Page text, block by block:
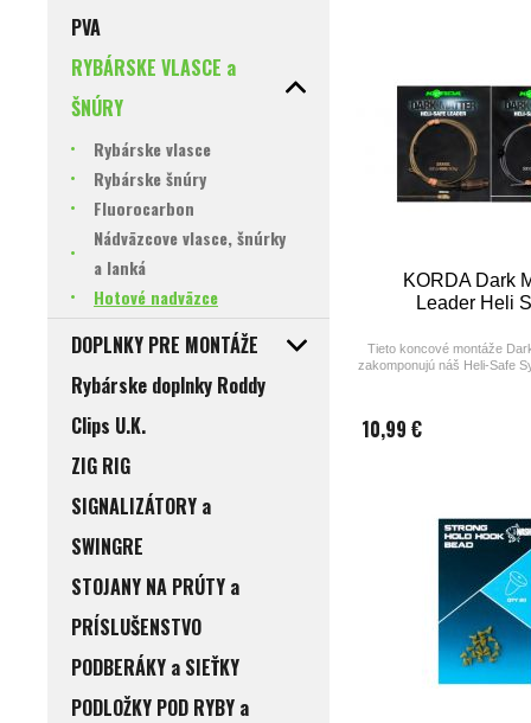
PVA
RYBÁRSKE VLASCE a
ŠNÚRY
Rybárske vlasce
Rybárske šnúry
Fluorocarbon
Nádväzcove vlasce, šnúrky
a lanká
Hotové nadväzce
DOPLNKY PRE MONTÁŽE
Rybárske doplnky Roddy
Clips U.K.
ZIG RIG
SIGNALIZÁTORY a
SWINGRE
STOJANY NA PRÚTY a
PRÍSLUŠENSTVO
PODBERÁKY a SIEŤKY
PODLOŽKY POD RYBY a
KORDA Dark
Leader Heli
Tieto koncové montáže
zakomponujú náš Heli-Safe
10,99 €